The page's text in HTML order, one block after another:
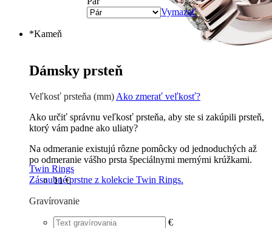
Twin Rings
Zásnubné prstne z kolekcie Twin Rings.
Vymazať
*Kameň
Briliant G-H/Si1-2
Dámsky prsteň
Veľkosť prsteňa (mm) Ako zmerať veľkosť?
Ako určiť správnu veľkosť prsteňa, aby ste si zakúpili prsteň,
ktorý vám padne ako uliaty?
Na odmeranie existujú rôzne pomôcky od jednoduchých až
po odmeranie vášho prsta špeciálnymi mernými krúžkami.
11 €
Gravírovanie
€